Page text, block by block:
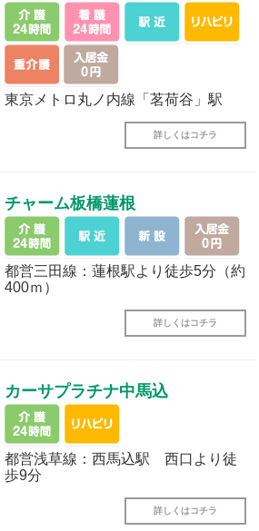
東京メトロ丸ノ内線「茗荷谷」駅
詳しくはコチラ
チャーム板橋蓮根
都営三田線：蓮根駅より徒歩5分（約
400ｍ）
詳しくはコチラ
カーサプラチナ中馬込
都営浅草線：西馬込駅 西口より徒
歩9分
詳しくはコチラ